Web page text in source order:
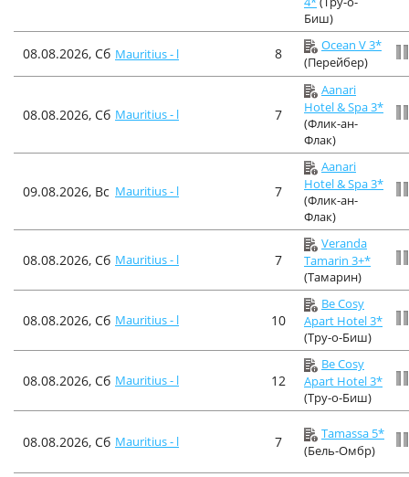
Биш)
08.08.2026, Сб Mauritius - l 8
Ocean V 3*
(Перейбер)
08.08.2026, Сб Mauritius - l 7
Aanari
Hotel & Spa 3*
(Флик-ан-
Флак)
09.08.2026, Вс Mauritius - l 7
Aanari
Hotel & Spa 3*
(Флик-ан-
Флак)
08.08.2026, Сб Mauritius - l 7
Veranda
Tamarin 3+*
(Тамарин)
08.08.2026, Сб Mauritius - l 10
Be Cosy
Apart Hotel 3*
(Тру-о-Биш)
08.08.2026, Сб Mauritius - l 12
Be Cosy
Apart Hotel 3*
(Тру-о-Биш)
08.08.2026, Сб Mauritius - l 7
Tamassa 5*
(Бель-Омбр)